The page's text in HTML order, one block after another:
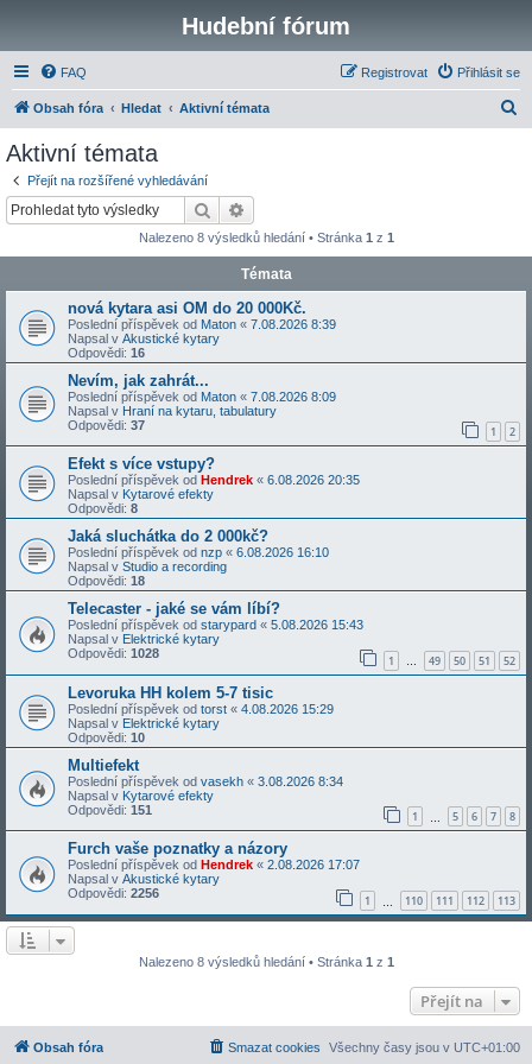
Hudební fórum
FAQ Přihlásit se
Registrovat
Obsah fóra Hledat Aktivní témata
Aktivní témata
Přejít na rozšířené vyhledávání
Hledat
Nalezeno 8 výsledků hledání • Stránka 1 z 1
Témata
nová kytara asi OM do 20 000Kč.
Poslední příspěvek od Maton « 7.08.2026 8:39
Napsal v Akustické kytary
Odpovědi: 16
Nevím, jak zahrát...
Poslední příspěvek od Maton « 7.08.2026 8:09
Napsal v Hraní na kytaru, tabulatury
Odpovědi: 37 1 2
Efekt s více vstupy?
Poslední příspěvek od Hendrek « 6.08.2026 20:35
Napsal v Kytarové efekty
Odpovědi: 8
Jaká sluchátka do 2 000kč?
Poslední příspěvek od nzp « 6.08.2026 16:10
Napsal v Studio a recording
Odpovědi: 18
Telecaster - jaké se vám líbí?
Poslední příspěvek od starypard « 5.08.2026 15:43
Napsal v Elektrické kytary
Odpovědi: 1028 1 … 49 50 51 52
Levoruka HH kolem 5-7 tisic
Poslední příspěvek od torst « 4.08.2026 15:29
Napsal v Elektrické kytary
Odpovědi: 10
Multiefekt
Poslední příspěvek od vasekh « 3.08.2026 8:34
Napsal v Kytarové efekty
Odpovědi: 151 1 5 6 7 8
Furch vaše poznatky a názory
Poslední příspěvek od Hendrek « 2.08.2026 17:07
Napsal v Akustické kytary
Odpovědi: 2256 1 110 111 112 113
Nalezeno 8 výsledků hledání • Stránka 1 z 1
Přejít na
Obsah fóra Všechny časy jsou v UTC+01:00
Smazat cookies